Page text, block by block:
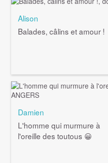
Alison
Balades, câlins et amour !
Damien
L'homme qui murmure à
l'oreille des toutous 😀